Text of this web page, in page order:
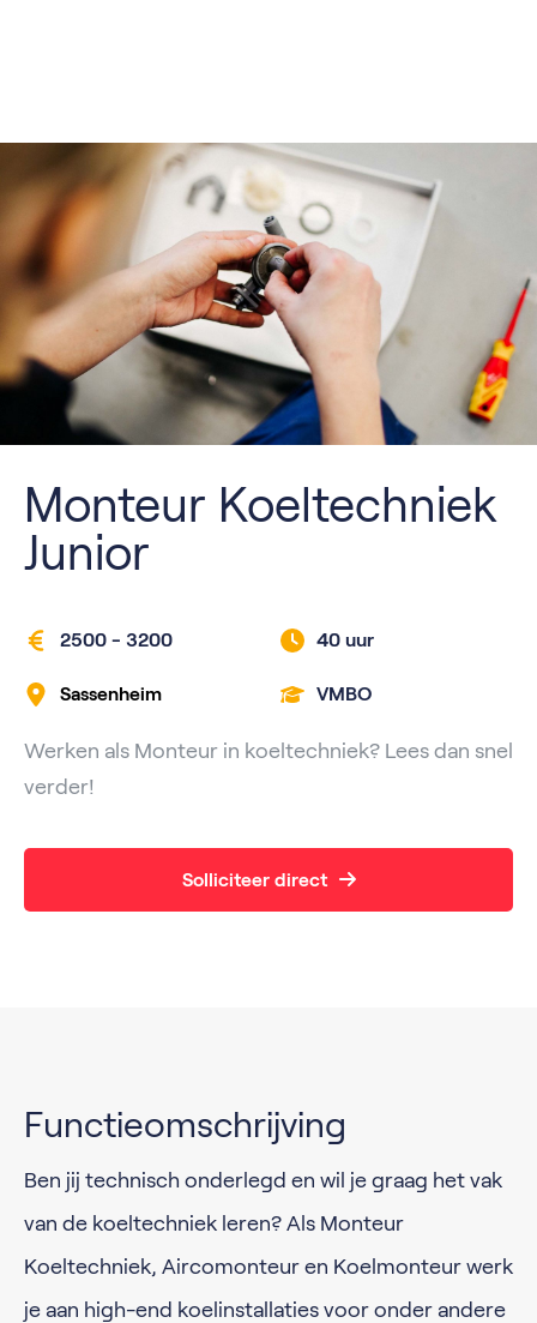
Monteur Koeltechniek
Junior
2500 - 3200 40 uur
Sassenheim VMBO
Werken als Monteur in koeltechniek? Lees dan snel
verder!
Solliciteer direct
Functieomschrijving
Ben jij technisch onderlegd en wil je graag het vak
van de koeltechniek leren? Als Monteur
Koeltechniek, Aircomonteur en Koelmonteur werk
je aan high-end koelinstallaties voor onder andere